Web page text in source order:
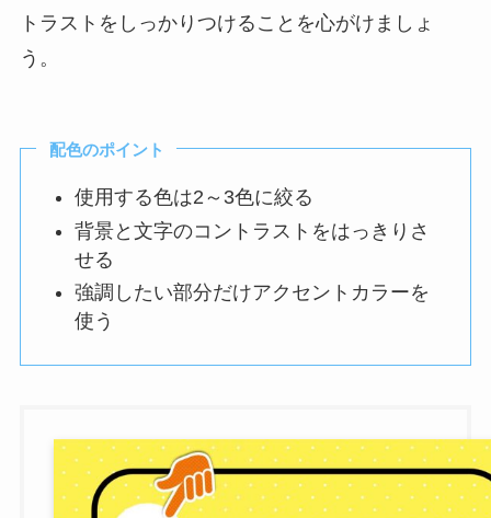
トラストをしっかりつけることを心がけましょ
う。
配色のポイント
使用する色は2～3色に絞る
背景と文字のコントラストをはっきりさ
せる
強調したい部分だけアクセントカラーを
使う